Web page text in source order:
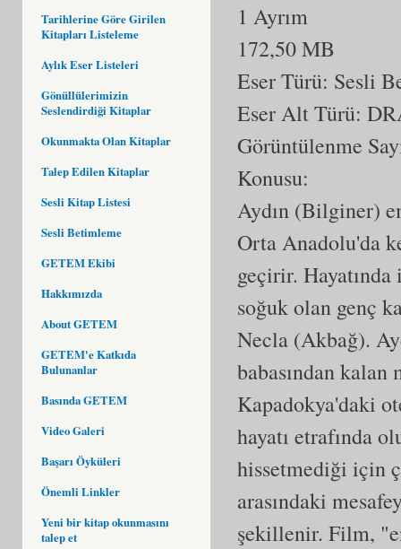
Tarihlerine Göre Girilen
Kitapları Listeleme
Aylık Eser Listeleri
Gönüllülerimizin
Seslendirdiği Kitaplar
Okunmakta Olan Kitaplar
Talep Edilen Kitaplar
Sesli Kitap Listesi
Sesli Betimleme
GETEM Ekibi
Hakkımızda
About GETEM
GETEM'e Katkıda
Bulunanlar
Basında GETEM
Video Galeri
Başarı Öyküleri
Önemli Linkler
Yeni bir kitap okunmasını
talep et
1 Ayrım
172,50 MB
Eser Türü: Sesli
Eser Alt Türü:
Görüntülenme
Konusu:
Aydın (Bilginer)
Orta Anadolu'da
geçirir.
soğuk olan genç
Necla (Akbağ).
babasından
Kapadokya'daki
hayatı etrafında
hissetmediği için
arasındaki
şekillenir. Film,